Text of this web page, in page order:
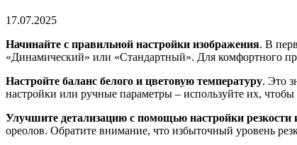
17.07.2025
Начинайте с правильной настройки изображения. В
«Динамический» или «Стандартный». Для комфортного
Настройте баланс белого и цветовую температуру. Это
настройки или ручные параметры – используйте их,
Улучшите детализацию с помощью настройки резкости
ореолов. Обратите внимание, что избыточный уровень